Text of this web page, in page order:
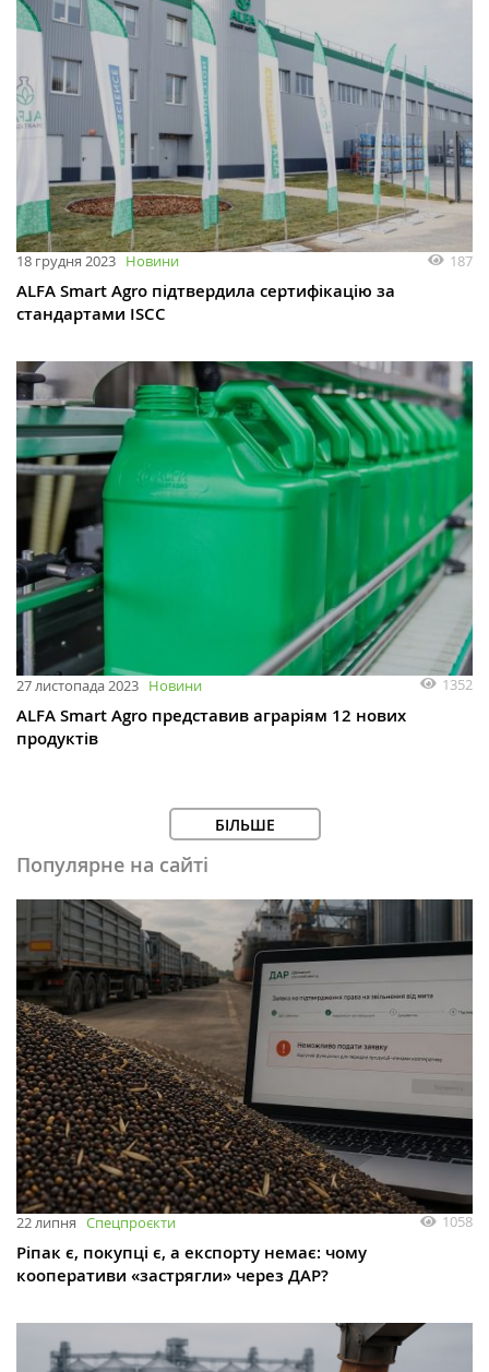
18 грудня 2023 Новини 187
ALFA Smart Agro підтвердила сертифікацію за
стандартами ISCC
27 листопада 2023 Новини 1352
ALFA Smart Agro представив аграріям 12 нових
продуктів
БІЛЬШЕ
Популярне на сайті
22 липня Спецпроєкти 1058
Ріпак є, покупці є, а експорту немає: чому
кооперативи «застрягли» через ДАР?